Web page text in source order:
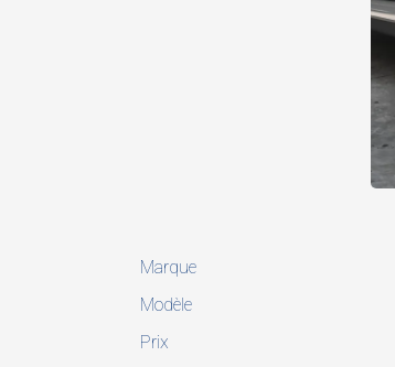
Marque
Modèle
Prix